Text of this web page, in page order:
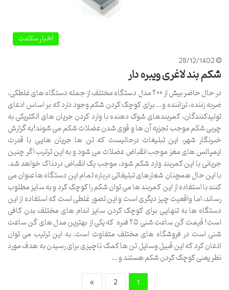
اخبار سلامت
28/12/1402
شکم بند لاغری ویبره دار
در حال حاضر بیش از ۲۰۰ مدل دستگاه مختلف از جمله دستگاه های غلطکی،
ضربه زننده، لرزاننده و… برای کوچک کردن شکم وجود دارد که بر اساس ادعای
تولیدکنندگان، کمربندهای شوک دهنده با وارد کردن جریان های الکتریکی به
چربی شکم موجب تجزیه آن ها و قوی شدن عضلات شکم می شوند!به گزارش
خبرنگار شهر، این تبلیغات درحالیست که تن ها جریان هایی با قدرت
ایمپالس های مغز موجب انقباض عضلات می شود و به این ترتیب اگر چنین
جریانی با این کمربند وارد شکم شود، موجب یک انقباض دردناک خواهد شد.
با این حال همچنان شعارهای تبلیغاتی درباره تمام این دستگاه ها عنوان می
کنند با استفاده از این کمربند ها می توان شکم را کوچک کرد و به سایز مطلوب
رساند، اما واقعیت چیز دیگری است و این تصور غلطی است که استفاده از این
دستگاه ها به تنهایی برای کوچک کردن سایز اندام های مختلف بدن کافی
است! قیمت گن ساعت شنی ۲۵ فنره که یکی از بهترین مدل های گن ساعت
شنی است در فروشگاه های مختلف متفاوت است. به این ترتیب می توان
اذعان کرد که این قبیل وسایل تن ها کمک ناچیزی برای رسیدن به هدف مورد
نظر یعنی کوچک کردن شکم هستند و …
1
2
»